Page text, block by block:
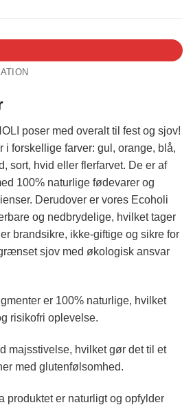
poser med overalt til fest og sjov!
i forskellige farver: gul, orange, blå,
sort, hvid eller flerfarvet. De er af
100% naturlige fødevarer og
Derudover er vores Ecoholi
og nedbrydelige, hvilket tager
brandsikre, ikke-giftige og sikre for
sjov med økologisk ansvar
er 100% naturlige, hvilket
risikofri oplevelse.
majsstivelse, hvilket gør det til et
med glutenfølsomhed.
produktet er naturligt og opfylder